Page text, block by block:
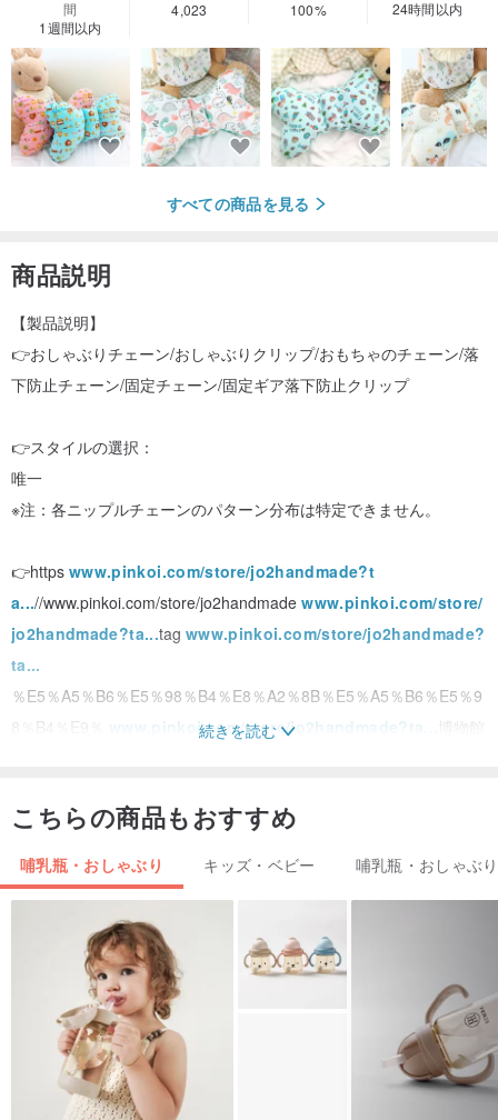
間
1週間以内
4,023
100%
24時間以内
すべての商品を見る
商品説明
【製品説明】
👉おしゃぶりチェーン/おしゃぶりクリップ/おもちゃのチェーン/落
下防止チェーン/固定チェーン/固定ギア落下防止クリップ
👉スタイルの選択：
唯一
※注：各ニップルチェーンのパターン分布は特定できません。
👉https www.pinkoi.com/store/jo2handmade?t
a...//www.pinkoi.com/store/jo2handmadewww.pinkoi.com/store/
jo2handmade?ta...tag www.pinkoi.com/store/jo2handmade?
ta...
％E5％A5％B6％E5％98％B4％E8％A2％8B％E5％A5％B6％E5％9
8％B4％E9％
www.pinkoi.com/store/jo2handmade?ta...
【サイズ】
プ、ロープ、反転後の全長、同じ長さのバックルタイプとロープタ
👉ダブルチェーンスタイル-幅2CM、長さ25CM±0.5（クリップを含
む、反転後の全長、バックルタイプとロープタイプで同じ長さ）
【素材】
薄い綿布;プラスチッククリップ;プラスチックバックル;綿ロープ
続きを読む
こちらの商品もおすすめ
哺乳瓶・おしゃぶり キッズ・ベビー 哺乳瓶・おしゃぶり